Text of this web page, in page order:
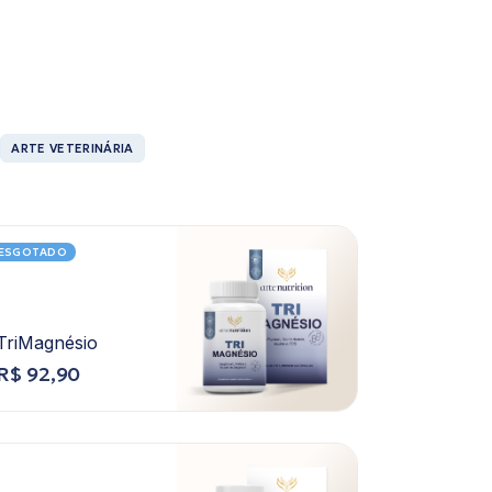
ARTE VETERINÁRIA
92,90